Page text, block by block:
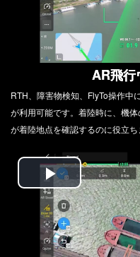
AR飛行
RTH、障害物検知、FlyTo操作中
が利用可能です。着陸時に、機
が着陸地点を確認するのに役立ち
Play
Video